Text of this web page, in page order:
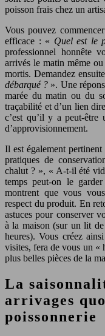
poisson frais chez un
Vous pouvez
efficace : « Quel est le
professionnel honnête
arrivés le matin même
mortis. Demandez
débarqué ? ». Une
marée du matin ou du
traçabilité et d’un lien
c’est qu’il y a peut-être
d’approvisionnement.
Il est également
pratiques de
chalut ? », « A-t-il été
temps peut-on le
montrent que vous
respect du produit. En
astuces pour conserver
à la maison (sur un lit
heures). Vous créez
visites, fera de vous un «
plus belles pièces de la
La
arrivages
poissonnerie